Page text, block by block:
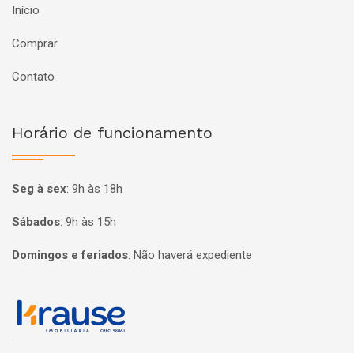
Início
Comprar
Contato
Horário de funcionamento
Seg à sex: 9h às 18h
Sábados: 9h às 15h
Domingos e feriados: Não haverá expediente
Página inicial